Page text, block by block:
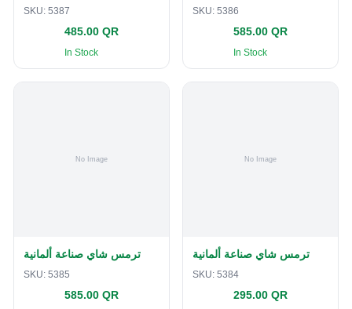
SKU: 5387
485.00 QR
In Stock
SKU: 5386
585.00 QR
In Stock
ترمس شاي صناعة ألمانية
SKU: 5385
585.00 QR
ترمس شاي صناعة ألمانية
SKU: 5384
295.00 QR